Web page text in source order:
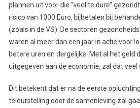
plannen uit voor die “veel te dure”
risico van 1000 Euro, bijbetalen bij
(zoals in de VS). De sectoren
waren al meer dan een jaar in actie voor
betere uren en dergelijke. Met al het geld
uitgegeven aan de economie, zal dat veel
Dit betekent dat er na de eerste
teleurstelling door de samenleving zal